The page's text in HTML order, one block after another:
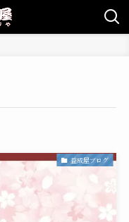
益成屋ブログ